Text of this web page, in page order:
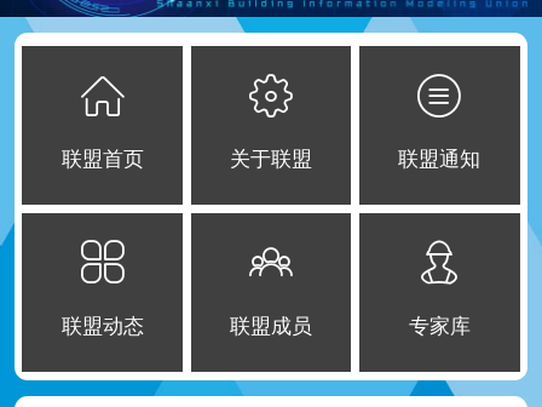
联盟首页 关于联盟 联盟通知
联盟动态 联盟成员 专家库